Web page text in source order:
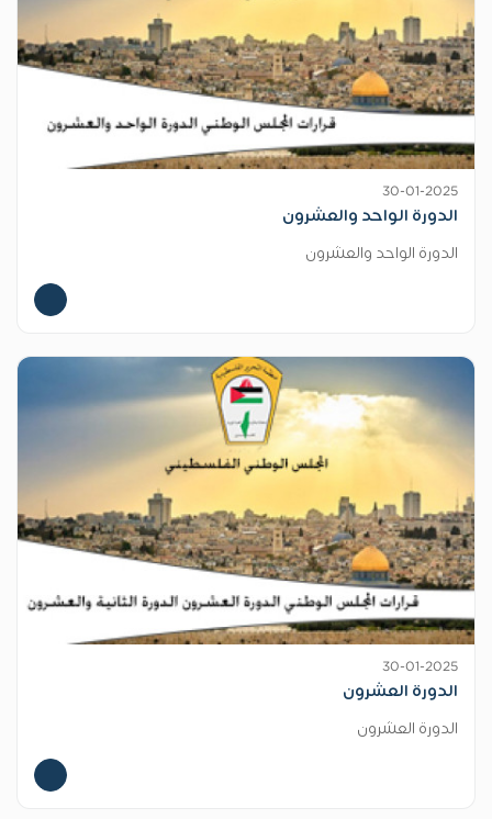
30-01-2025
الدورة الواحد والعشرون
الدورة الواحد والعشرون
30-01-2025
الدورة العشرون
الدورة العشرون